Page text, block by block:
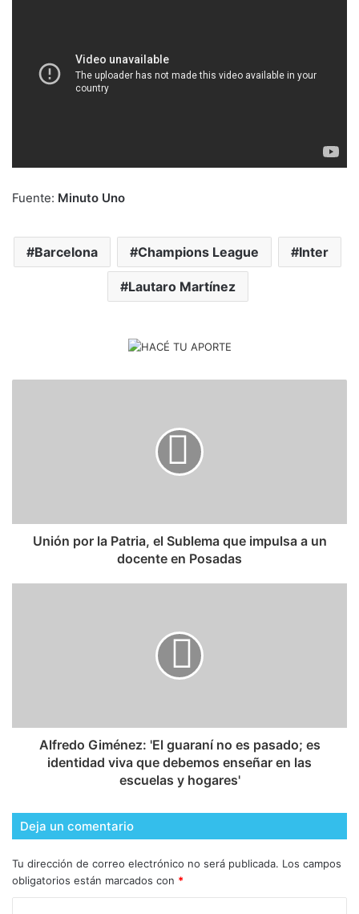
Fuente: Minuto Uno
Barcelona Champions League Inter
Lautaro Martínez
Unión por la Patria, el Sublema que impulsa a un
docente en Posadas
Alfredo Giménez: 'El guaraní no es pasado; es
identidad viva que debemos enseñar en las
escuelas y hogares'
Deja un comentario
Tu dirección de correo electrónico no será publicada. Los campos
obligatorios están marcados con *